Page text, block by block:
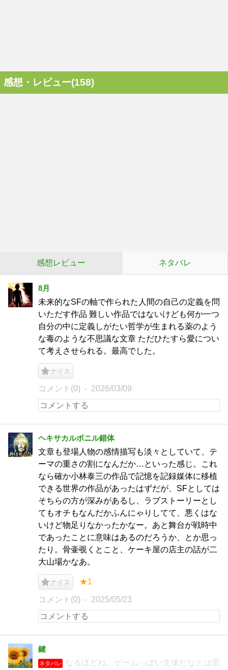
感想・レビュー(158)
感想レビュー ネタバレ
8月
未来的なSFの軸で作られた人間の自己の定義を問
いただす作品 難しい作品ではないけども何か一つ
自分の中に定義しがたい哲学が生まれる薬のよう
な毒のような不思議な文章 ただひたすら愛につい
て考えさせられる。最高でした。
ナイス
コメント(0) 2026/03/09
ヘキサカルボニル錯体
文章も登場人物の感情描写も淡々としていて、テ
ーマの重さの割になんだか…といった感じ。これ
なら確か小林泰三の作品で記憶を記録媒体に移植
できる世界の作品があったはずだが、SFとしては
そちらの方が深みがあるし、ラブストーリーとし
てもオチもなんだかふんにゃりしてて、悪くはな
いけど物足りなかったかなー。あと舞台が戦時中
であったことに意味はあるのだろうか、とか思っ
たり。骨壷覗くとこと、ケーキ屋の店主の話が二
大山場かなあ。
ナイス ★1
コメント(0) 2025/05/23
鍵
ネタバレ
なるほどね。ゲームっぽい文体だなとは思